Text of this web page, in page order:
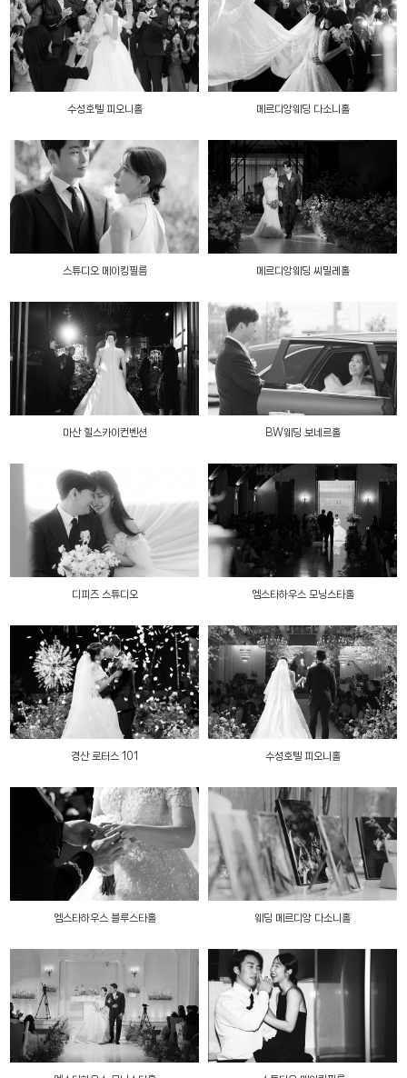
수성호텔 피오니홀 메르디앙웨딩 다소니홀
스튜디오 메이킹필름 메르디앙웨딩 씨밀레홀
마산 힐스카이컨벤션 BW웨딩 보네르홀
디피즈 스튜디오 엠스타하우스 모닝스타홀
경산 로터스 101 수성호텔 피오니홀
엠스타하우스 블루스타홀 웨딩 메르디앙 다소니홀